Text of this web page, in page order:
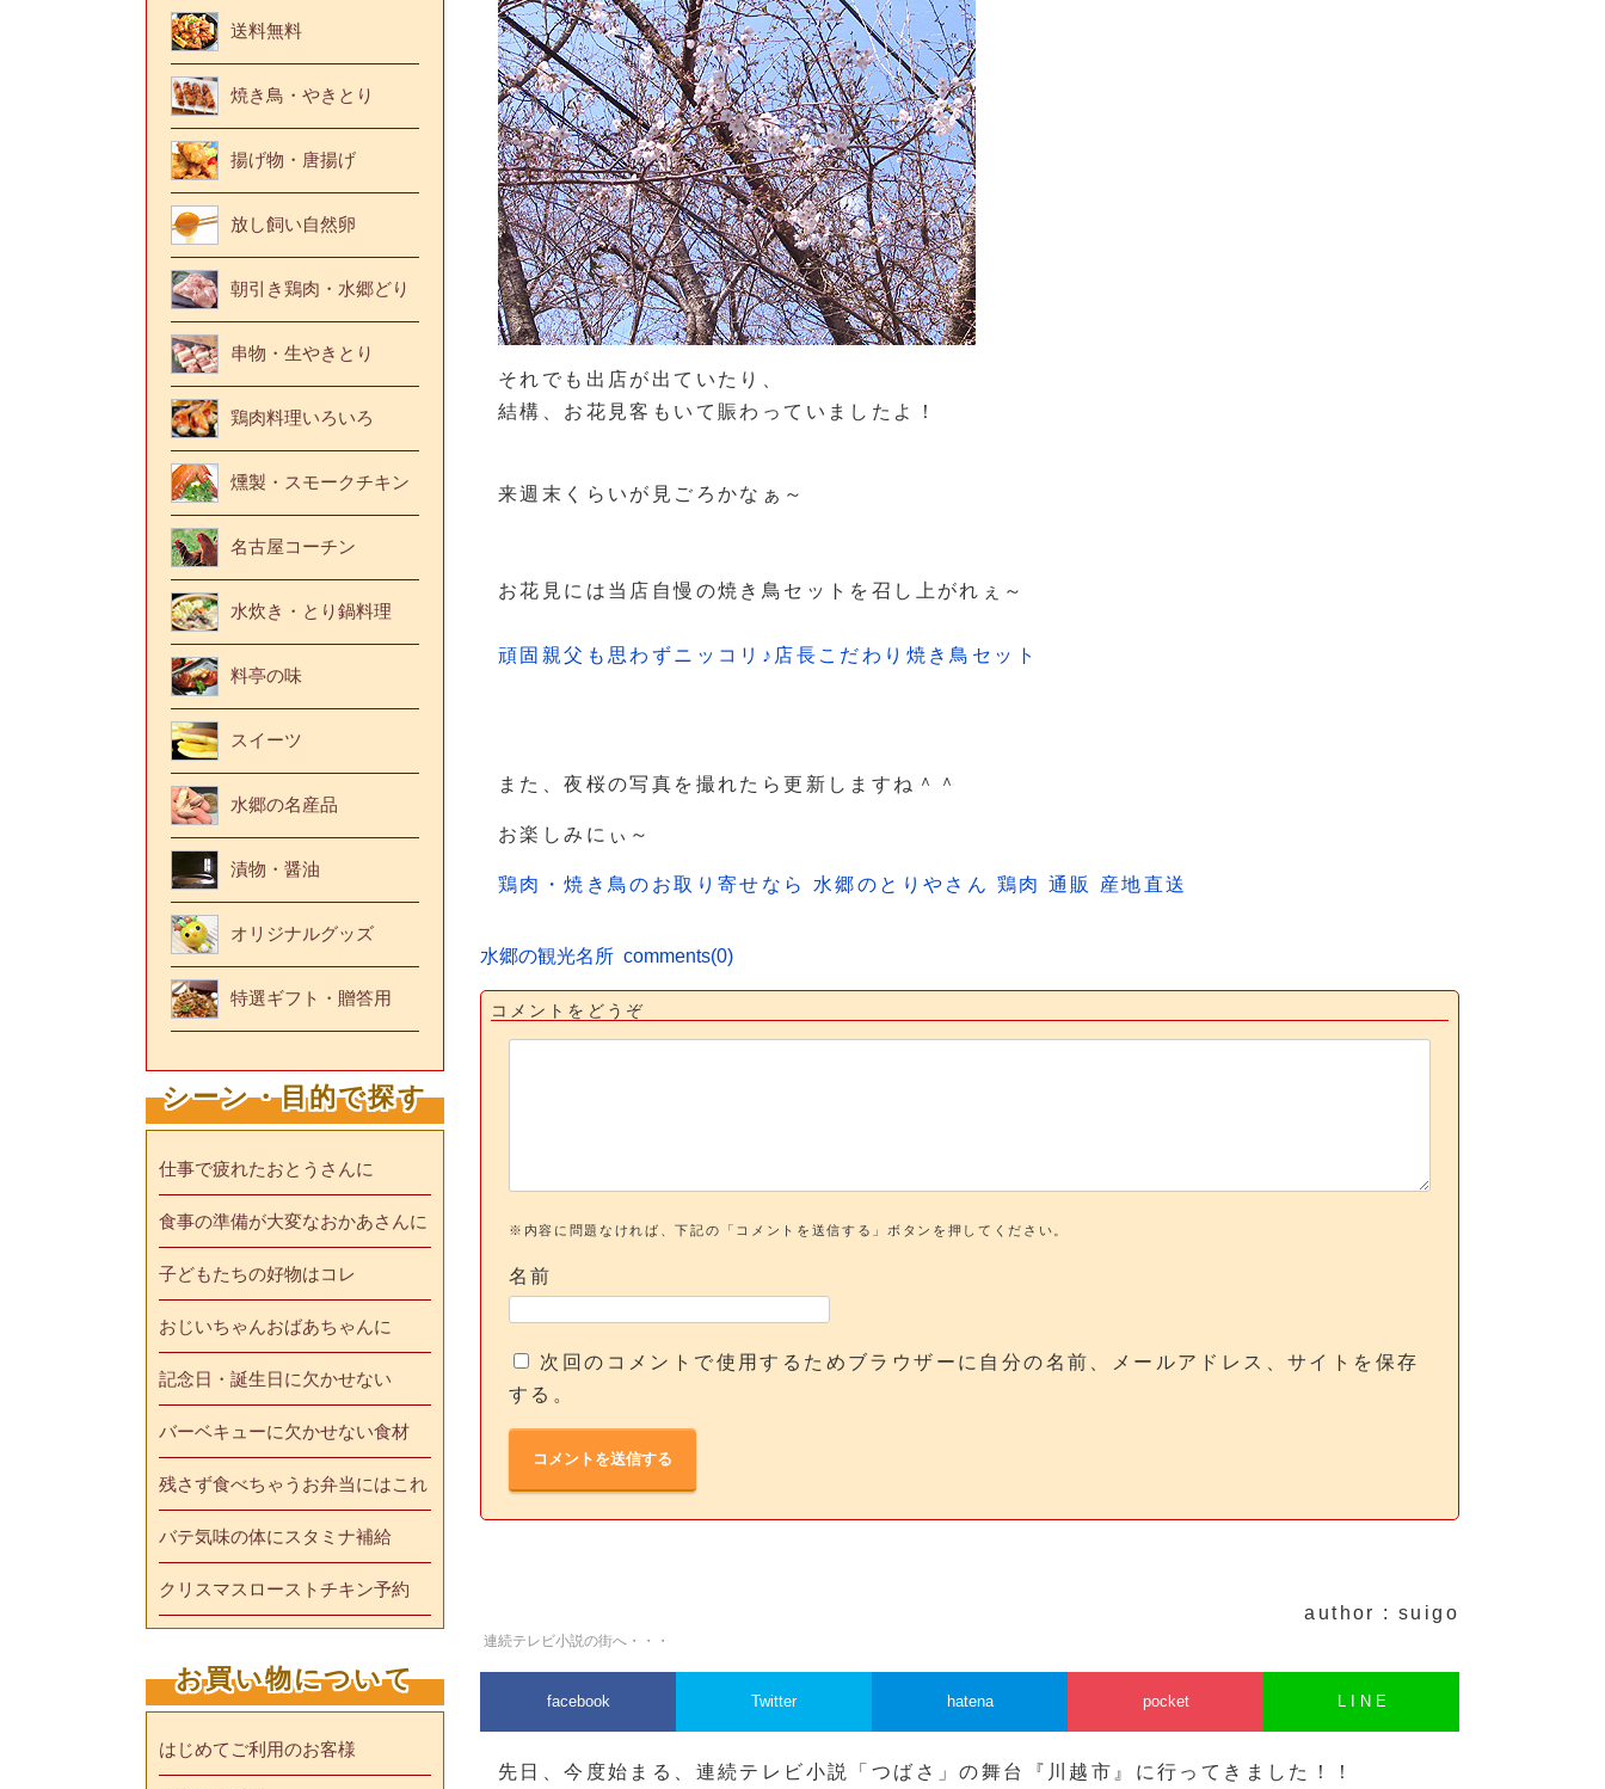
それでも出店が出ていたり、
結構、お花見客もいて賑わっていましたよ！
来週末くらいが見ごろかなぁ～
お花見には当店自慢の焼き鳥セットを召し上がれぇ～
頑固親父も思わずニッコリ♪店長こだわり焼き鳥セット
また、夜桜の写真を撮れたら更新しますね＾＾
お楽しみにぃ～
鶏肉・焼き鳥のお取り寄せなら 水郷のとりやさん 鶏肉 通販 産地直送
水郷の観光名所 comments(0)
コメントをどうぞ
※内容に問題なければ、下記の「コメントを送信する」ボタンを押してください。
名前
次回のコメントで使用するためブラウザーに自分の名前、メールアドレス、サイトを保存
する。
author : suigo
連続テレビ小説の街へ・・・
facebook Twitter hatena pocket L I N E
先日、今度始まる、連続テレビ小説「つばさ」の舞台『川越市』に行ってきました！！
送料無料
焼き鳥・やきとり
揚げ物・唐揚げ
放し飼い自然卵
朝引き鶏肉・水郷どり
串物・生やきとり
鶏肉料理いろいろ
燻製・スモークチキン
名古屋コーチン
水炊き・とり鍋料理
料亭の味
スイーツ
水郷の名産品
漬物・醤油
オリジナルグッズ
特選ギフト・贈答用
シーン・目的で探す
仕事で疲れたおとうさんに
食事の準備が大変なおかあさんに
子どもたちの好物はコレ
おじいちゃんおばあちゃんに
記念日・誕生日に欠かせない
バーベキューに欠かせない食材
残さず食べちゃうお弁当にはこれ
バテ気味の体にスタミナ補給
クリスマスローストチキン予約
お買い物について
はじめてご利用のお客様